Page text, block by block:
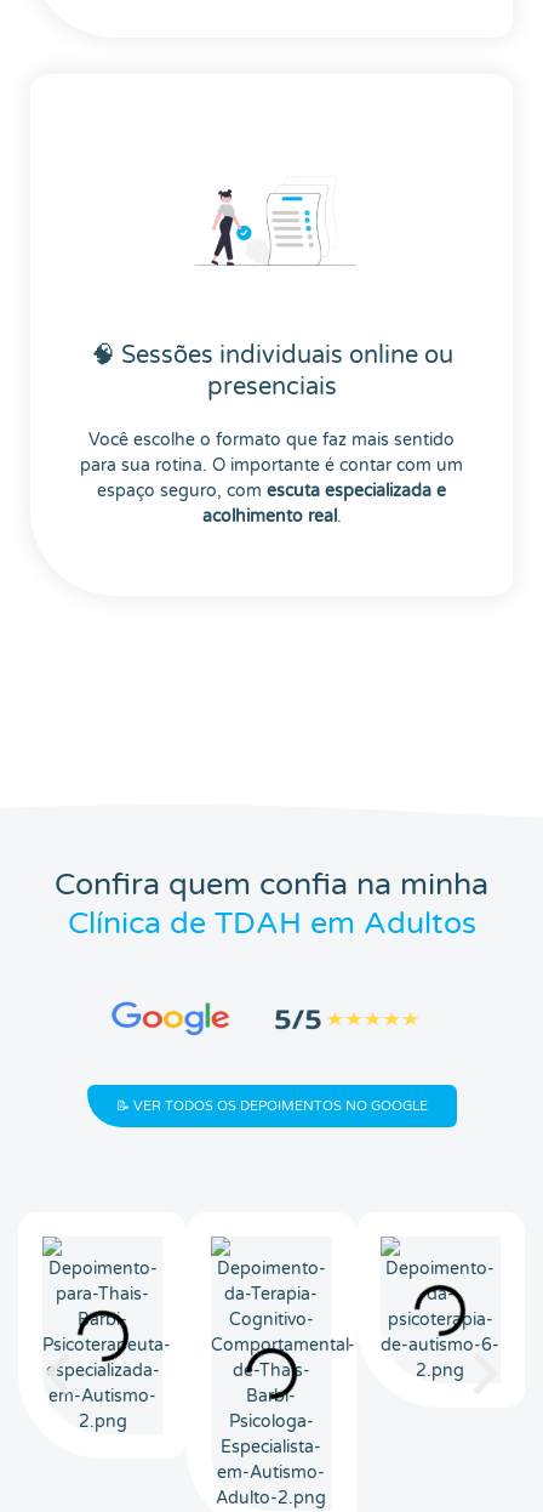
🧠 Sessões individuais online ou
presenciais
Você escolhe o formato que faz mais sentido
para sua rotina. O importante é contar com um
espaço seguro, com escuta especializada e
acolhimento real.
Confira quem confia na minha
Clínica de TDAH em Adultos
📝 VER TODOS OS DEPOIMENTOS NO GOOGLE